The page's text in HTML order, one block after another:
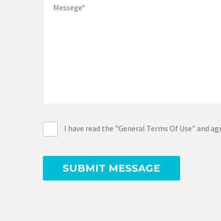
I have read the "General Terms Of Use" and